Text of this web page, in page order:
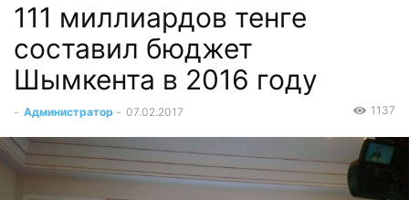
111 миллиардов тенге
составил бюджет
Шымкента в 2016 году
- Администратор - 07.02.2017 1137